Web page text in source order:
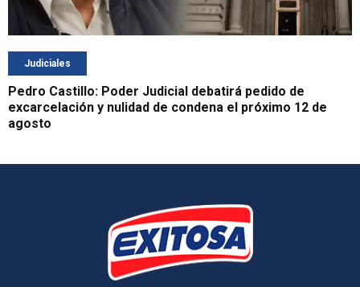
Judiciales
Pedro Castillo: Poder Judicial debatirá pedido de
excarcelación y nulidad de condena el próximo 12 de
agosto